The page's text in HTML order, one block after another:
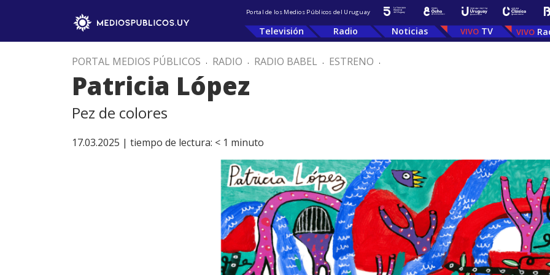
Portal de los Medios Públicos del Uruguay
Televisión Radio Noticias TV
PORTAL MEDIOS PÚBLICOS . RADIO . RADIO BABEL . ESTRENO .
Patricia López
Pez de colores
17.03.2025 | tiempo de lectura: < 1 minuto